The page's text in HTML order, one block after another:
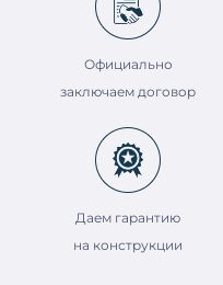
Официально
заключаем договор
Даем гарантию
на конструкции